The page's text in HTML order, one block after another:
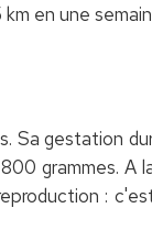
en une
gestation
grammes. A
: